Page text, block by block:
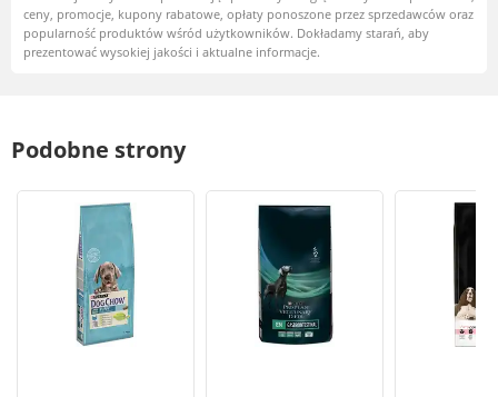
ceny, promocje, kupony rabatowe, opłaty ponoszone przez sprzedawców oraz
popularność produktów wśród użytkowników. Dokładamy starań, aby
prezentować wysokiej jakości i aktualne informacje.
Podobne strony